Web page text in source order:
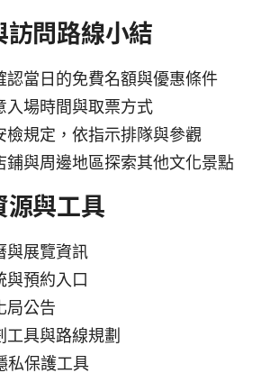
訪問路線小結
認當日的免費名額與優惠條件
入場時間與取票方式
檢規定，依指示排隊與參觀
鋪與周邊地區探索其他文化景點
源與工具
與展覽資訊
與預約入口
局公告
具與路線規劃
私保護工具